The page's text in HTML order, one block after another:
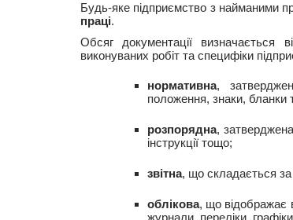
Будь-яке підприємство з найманими
праці.
Обсяг документації визначається
виконуваних робіт та специфіки
нормативна,
положення, знаки, бланки
розпорядна,
інструкції тощо;
звітна, що складається за
облікова, що відображає
журнали, переліки,